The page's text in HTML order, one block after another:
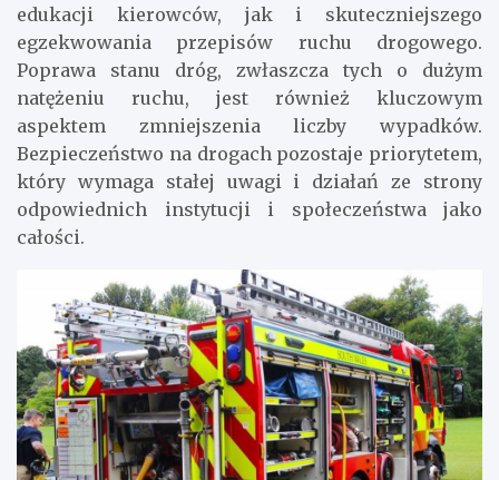
edukacji kierowców, jak i skuteczniejszego
egzekwowania przepisów ruchu drogowego.
Poprawa stanu dróg, zwłaszcza tych o dużym
natężeniu ruchu, jest również kluczowym
aspektem zmniejszenia liczby wypadków.
Bezpieczeństwo na drogach pozostaje priorytetem,
który wymaga stałej uwagi i działań ze strony
odpowiednich instytucji i społeczeństwa jako
całości.